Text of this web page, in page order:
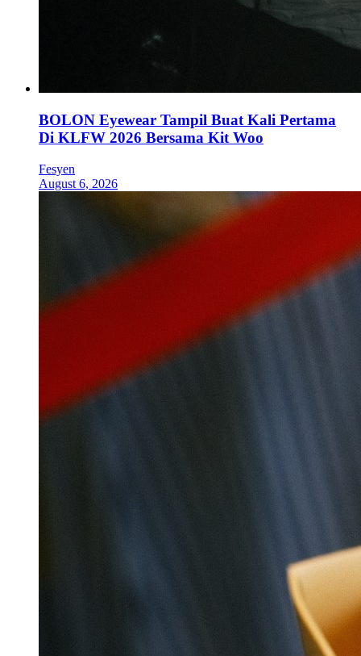
BOLON Eyewear Tampil Buat Kali Pertama
Di KLFW 2026 Bersama Kit Woo
Fesyen
August 6, 2026